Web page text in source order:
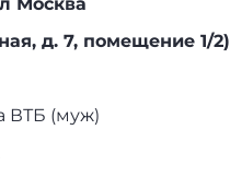
д. 7, помещение 1/2)
ВТБ (муж)